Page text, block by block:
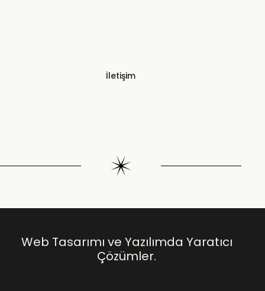
İletişim
Web Tasarımı ve Yazılımda Yaratıcı
Çözümler.